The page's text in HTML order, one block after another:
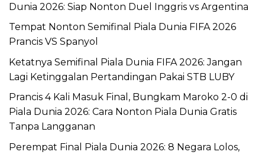
Dunia 2026: Siap Nonton Duel Inggris vs Argentina
Tempat Nonton Semifinal Piala Dunia FIFA 2026
Prancis VS Spanyol
Ketatnya Semifinal Piala Dunia FIFA 2026: Jangan
Lagi Ketinggalan Pertandingan Pakai STB LUBY
Prancis 4 Kali Masuk Final, Bungkam Maroko 2-0 di
Piala Dunia 2026: Cara Nonton Piala Dunia Gratis
Tanpa Langganan
Perempat Final Piala Dunia 2026: 8 Negara Lolos,